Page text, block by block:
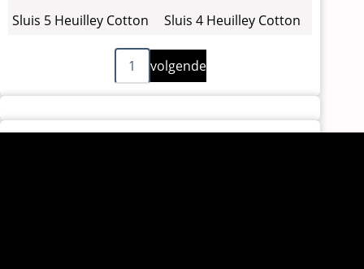
Sluis 5 Heuilley Cotton Sluis 4 Heuilley Cotton
1
Volgende
pagina
volgende